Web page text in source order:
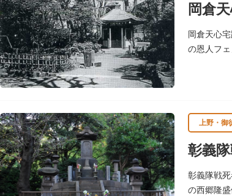
岡倉
岡倉天心
の恩人フ
上野・御
彰義
彰義隊戦
の西郷隆